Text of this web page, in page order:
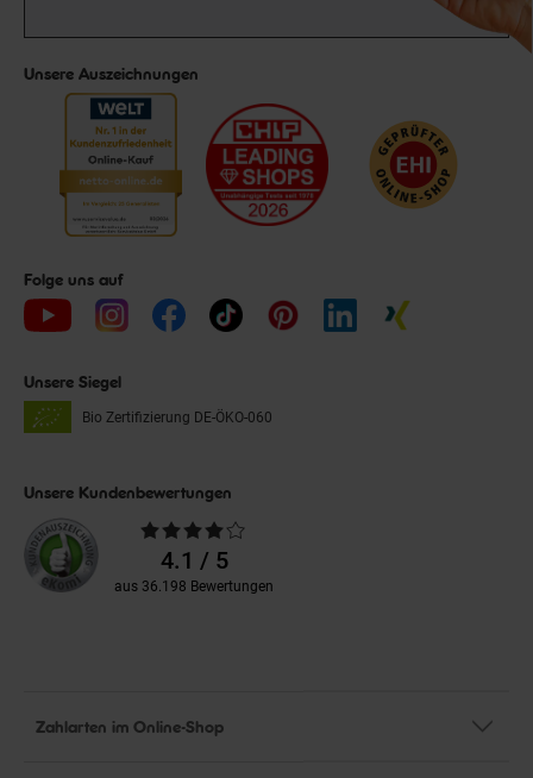
Unsere Auszeichnungen
Folge uns auf
Unsere Siegel
Bio Zertifizierung DE-ÖKO-060
Unsere Kundenbewertungen
Durchschnittliche
Bewertungen4.1 / 5
aus 36.198 Bewertungen
Zahlarten im Online-Shop